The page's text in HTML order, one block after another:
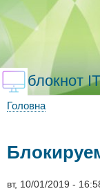
Перейти
до
основного
вмісту
блокнот
Головна
вт, 10/01/2019 -